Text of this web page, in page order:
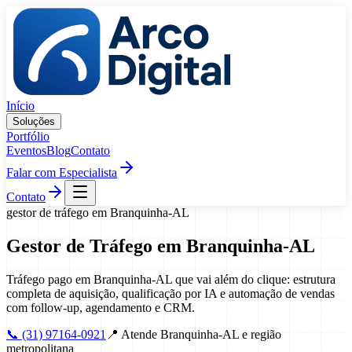
Pular para o conteúdo
Início
Soluções
Portfólio
EventosBlogContato
Falar com Especialista
Contato
gestor de tráfego em Branquinha-AL
Gestor de Tráfego em Branquinha-AL
Tráfego pago em Branquinha-AL que vai além do clique: estrutura
completa de aquisição, qualificação por IA e automação de vendas
com follow-up, agendamento e CRM.
📞 (31) 97164-0921 📍 Atende Branquinha-AL e região
metropolitana